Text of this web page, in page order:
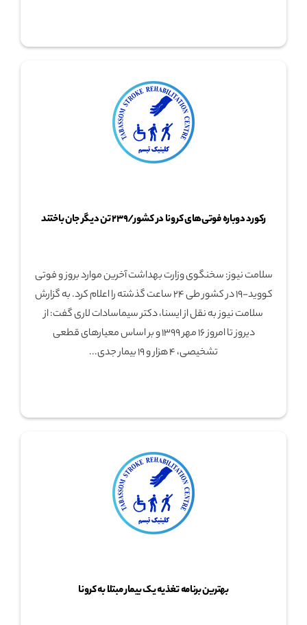
رکورد دوباره فوتی‌های کرونا در کشور/۲۳۹ تن دیگر جان باختند
سلامت نیوز: سخنگوی وزارت بهداشت آخرین موارد بروز و فوتی
کووید-19 در کشور طی 24 ساعت گذشته را اعلام کرد. به گزارش
سلامت نیوز به نقل از ایسنا، دکتر سیماسادات لاری گفت: از
دیروز تا امروز ۱۶ مهر ۱۳۹۹ و بر اساس معیارهای قطعی
تشخیصی، ۴ هزار و ۱۹ بیمار جدی...
بهترین برنامه تغذیه یک بیمار مبتلا به کرونا